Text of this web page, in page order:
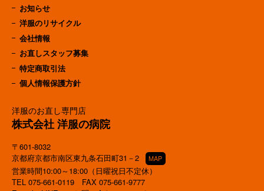
洋服のお直し専門店
株式会社 洋服の病院
〒601-8032
京都府京都市南区東九条石田町31－2
MAP
営業時間10:00～18:00（日曜祝日不定休）
TEL 075-661-0119 FAX 075-661-9777
お知らせ
洋服のリサイクル
会社情報
お直しスタッフ募集
特定商取引法
個人情報保護方針